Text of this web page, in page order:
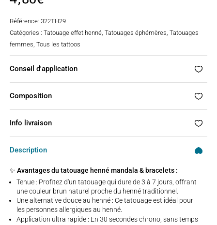
Référence: 322TH29
Catégories : Tatouage effet henné, Tatouages éphémères, Tatouages
femmes, Tous les tattoos
Conseil d'application
Composition
Info livraison
Description
✨ Avantages du tatouage henné mandala & bracelets :
Tenue : Profitez d'un tatouage qui dure de 3 à 7 jours, offrant
une couleur brun naturel proche du henné traditionnel.
Une alternative douce au henné : Ce tatouage est idéal pour
les personnes allergiques au henné.
Application ultra rapide : En 30 secondes chrono, sans temps